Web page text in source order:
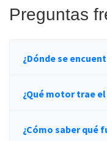
Preguntas
¿Dónde se
¿Qué motor trae el
¿Cómo saber qué